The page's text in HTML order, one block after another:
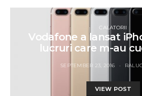
CALATORII
Vodafone a lansat
lucruri care m-au
SEPTEMBER 23, 2016
VIEW POST